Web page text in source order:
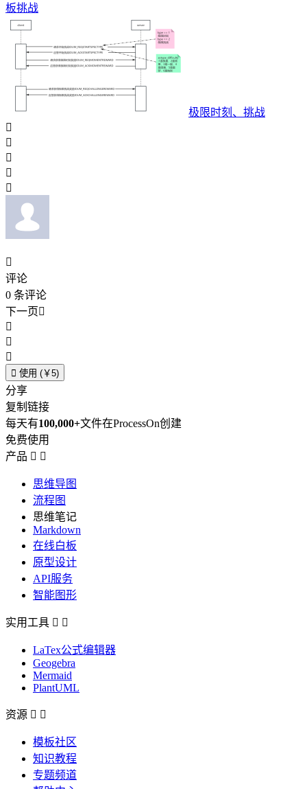
板挑战
极限时刻、挑战






评论
0 条评论
下一页



 使用 (￥5)
分享
复制链接
每天有100,000+文件在ProcessOn创建
免费使用
产品  
思维导图
流程图
思维笔记
Markdown
在线白板
原型设计
API服务
智能图形
实用工具  
LaTex公式编辑器
Geogebra
Mermaid
PlantUML
资源  
模板社区
知识教程
专题频道